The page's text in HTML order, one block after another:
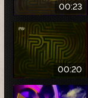
00:23
00:20